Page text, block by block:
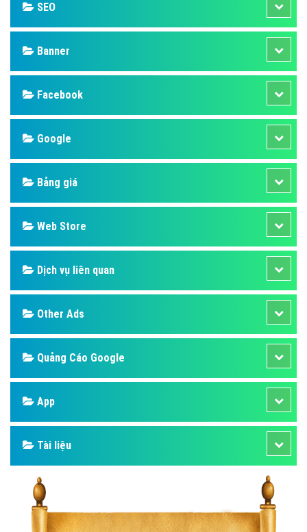
SEO
Banner
Facebook
Google
Bảng giá
Web Store
Dịch vụ liên quan
Other Ads
Quảng Cáo Google
App
Tài liệu